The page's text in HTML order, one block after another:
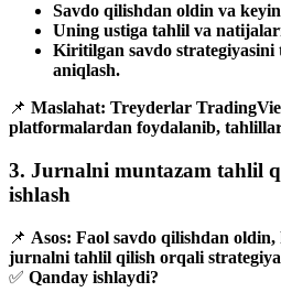
Savdo qilishdan oldin va
Uning ustiga tahlil va
Kiritilgan savdo
aniqlash.
📌 Maslahat: Treyderlar
platformalardan foydalanib,
3. Jurnalni muntazam tahlil
ishlash
📌 Asos: Faol savdo qilishdan
jurnalni tahlil qilish orqali
✅ Qanday ishlaydi?